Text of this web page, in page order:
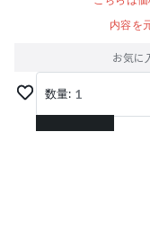
内容を
お気に
数量: 1
1